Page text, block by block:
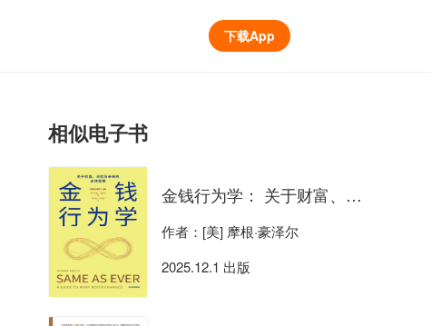
下载App
相似电子书
金钱行为学： 关于财富、风险与未来的永恒智慧
作者：[美] 摩根·豪泽尔
2025.12.1 出版